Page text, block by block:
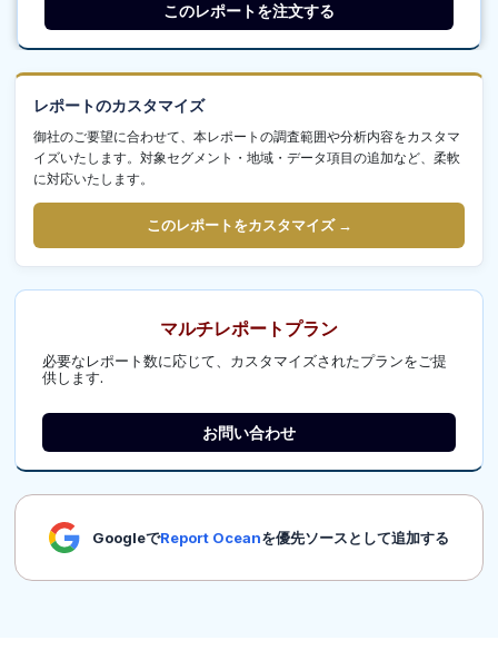
このレポートを注文する
レポートのカスタマイズ
御社のご要望に合わせて、本レポートの調査範囲や分析内容をカスタマ
イズいたします。対象セグメント・地域・データ項目の追加など、柔軟
に対応いたします。
このレポートをカスタマイズ →
マルチレポートプラン
必要なレポート数に応じて、カスタマイズされたプランをご提
供します.
お問い合わせ
GoogleでReport Oceanを優先ソースとして追加する